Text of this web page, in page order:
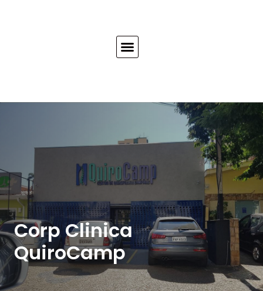
Corp Clinica
QuiroCamp